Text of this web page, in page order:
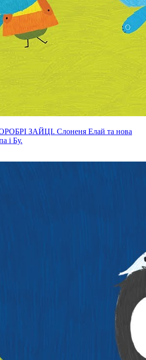
ЗАЙЦІ. Слоненя Елай та нова
і Бу.